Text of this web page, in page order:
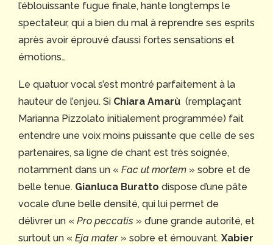
l’éblouissante fugue finale, hante longtemps le
spectateur, qui a bien du mal à reprendre ses esprits
après avoir éprouvé d’aussi fortes sensations et
émotions…
Le quatuor vocal s’est montré parfaitement à la
hauteur de l’enjeu. Si Chiara Amarù (remplaçant
Marianna Pizzolato initialement programmée) fait
entendre une voix moins puissante que celle de ses
partenaires, sa ligne de chant est très soignée,
notamment dans un « Fac ut mortem » sobre et de
belle tenue. Gianluca Buratto dispose d’une pâte
vocale d’une belle densité, qui lui permet de
délivrer un « Pro peccatis » d’une grande autorité, et
surtout un « Eja mater » sobre et émouvant. Xabier